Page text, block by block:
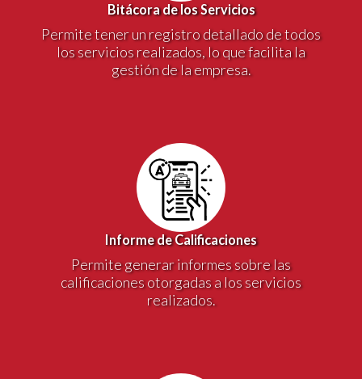
Bitácora de los Servicios
Permite tener un registro detallado de todos
los servicios realizados, lo que facilita la
gestión de la empresa.
Informe de Calificaciones
Permite generar informes sobre las
calificaciones otorgadas a los servicios
realizados.